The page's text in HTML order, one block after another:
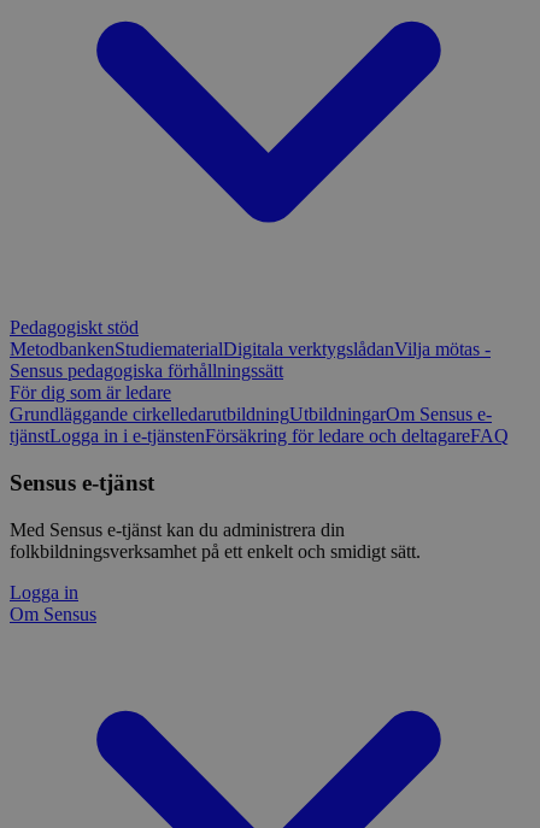
Pedagogiskt stöd
MetodbankenStudiematerialDigitala verktygslådanVilja mötas -
Sensus pedagogiska förhållningssätt
För dig som är ledare
Grundläggande cirkelledarutbildningUtbildningarOm Sensus e-
tjänstLogga in i e-tjänstenFörsäkring för ledare och deltagareFAQ
Sensus e-tjänst
Med Sensus e-tjänst kan du administrera din
folkbildningsverksamhet på ett enkelt och smidigt sätt.
Logga in
Om Sensus